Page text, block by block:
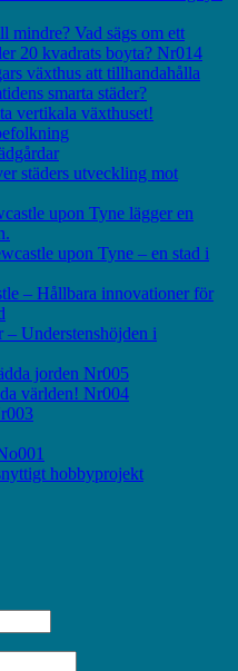
mindre? Vad sägs om ett
20 kvadrats boyta? Nr014
växthus att tillhandahålla
smarta städer?
vertikala växthuset!
städers utveckling mot
upon Tyne lägger en
upon Tyne – en stad i
– Hållbara innovationer för
– Understenshöjden i
jorden Nr005
världen! Nr004
hobbyprojekt